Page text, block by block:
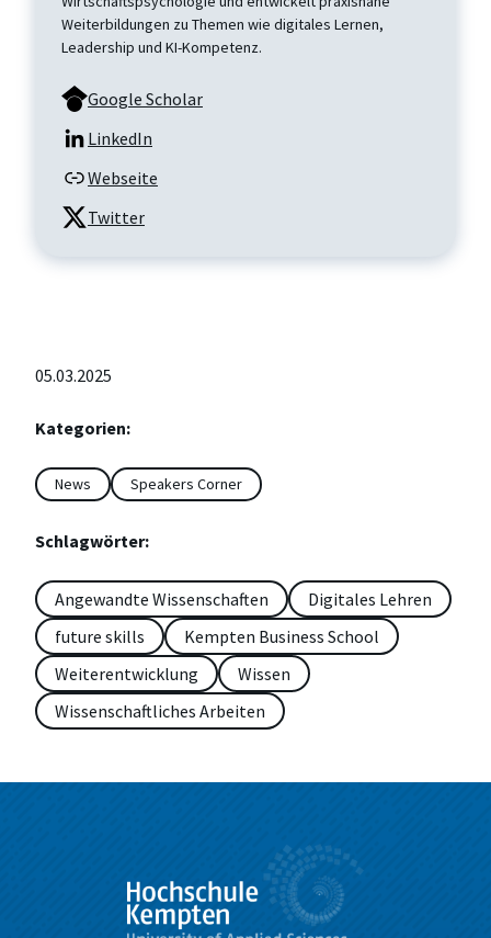
Weiterbildungen zu Themen wie digitales Lernen,
Leadership und KI-Kompetenz.
Google Scholar
LinkedIn
Webseite
Twitter
05.03.2025
Kategorien:
News Speakers Corner
Schlagwörter:
Angewandte Wissenschaften
Digitales Lehren
future skills
Kempten Business School
Weiterentwicklung
Wissen
Wissenschaftliches Arbeiten